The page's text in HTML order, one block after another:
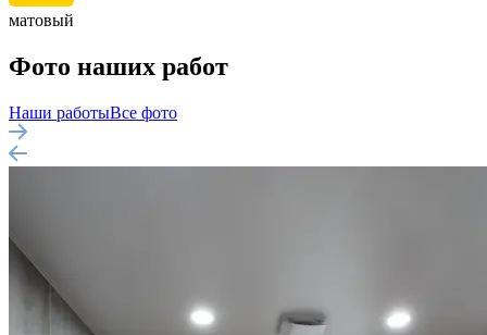
матовый
Фото наших работ
Наши работыВсе фото